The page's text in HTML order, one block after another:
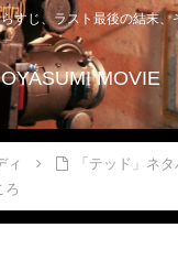
すじ、ラスト最後の結末、
OYASUMI MOVIE
ィ
「テッド」ネ
ろ